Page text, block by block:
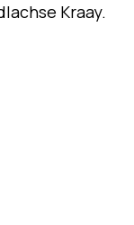
Kraay.